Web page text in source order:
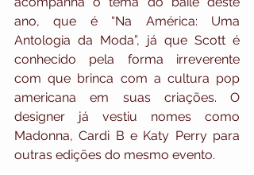
ano, que é “Na América: Uma
Antologia da Moda”, já que Scott é
conhecido pela forma irreverente
com que brinca com a cultura pop
americana em suas criações. O
designer já vestiu nomes como
Madonna, Cardi B e Katy Perry para
outras edições do mesmo evento.